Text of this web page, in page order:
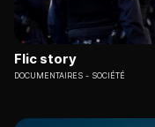
Flic story
DOCUMENTAIRES SOCIÉTÉ